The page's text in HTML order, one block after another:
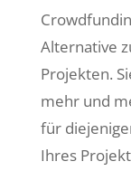
Alternative
Projekten.
mehr und
für
Ihres